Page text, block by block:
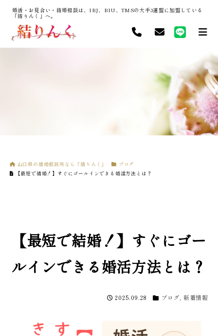
婚活・お見合い・結婚相談は、IBJ、BIU、TMSの大手3連盟に加盟している
「結りんく」へ。
山口県の結婚相談所なら「結りんく」
ブログ
【最短で結婚！】すぐにゴールインできる婚活方法とは？
【最短で結婚！】すぐにゴー
ルインできる婚活方法とは？
2025.09.28 ブログ 新着情報